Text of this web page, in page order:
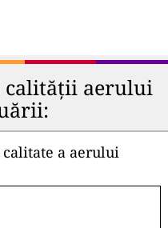
calității aerului
a aerului